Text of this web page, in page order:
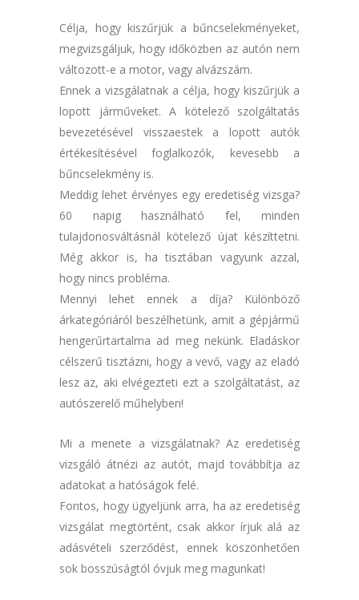
Célja, hogy kiszűrjük a bűncselekményeket,
megvizsgáljuk, hogy időközben az autón nem
változott-e a motor, vagy alvázszám.
Ennek a vizsgálatnak a célja, hogy kiszűrjük a
lopott járműveket. A kötelező szolgáltatás
bevezetésével visszaestek a lopott autók
értékesítésével foglalkozók, kevesebb a
bűncselekmény is.
Meddig lehet érvényes egy eredetiség vizsga?
60 napig használható fel, minden
tulajdonosváltásnál kötelező újat készíttetni.
Még akkor is, ha tisztában vagyunk azzal,
hogy nincs probléma.
Mennyi lehet ennek a díja? Különböző
árkategóriáról beszélhetünk, amit a gépjármű
hengerűrtartalma ad meg nekünk. Eladáskor
célszerű tisztázni, hogy a vevő, vagy az eladó
lesz az, aki elvégezteti ezt a szolgáltatást, az
autószerelő műhelyben!
Mi a menete a vizsgálatnak? Az eredetiség
vizsgáló átnézi az autót, majd továbbítja az
adatokat a hatóságok felé.
Fontos, hogy ügyeljünk arra, ha az eredetiség
vizsgálat megtörtént, csak akkor írjuk alá az
adásvételi szerződést, ennek köszönhetően
sok bosszúságtól óvjuk meg magunkat!